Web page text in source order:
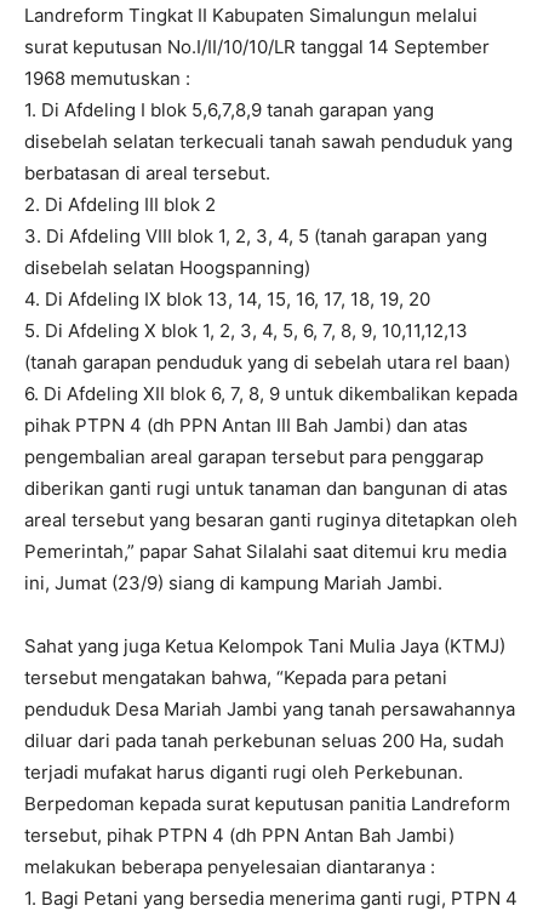
Landreform Tingkat II Kabupaten Simalungun melalui
surat keputusan No.I/II/10/10/LR tanggal 14 September
1968 memutuskan :
1. Di Afdeling I blok 5,6,7,8,9 tanah garapan yang
disebelah selatan terkecuali tanah sawah penduduk yang
berbatasan di areal tersebut.
2. Di Afdeling III blok 2
3. Di Afdeling VIII blok 1, 2, 3, 4, 5 (tanah garapan yang
disebelah selatan Hoogspanning)
4. Di Afdeling IX blok 13, 14, 15, 16, 17, 18, 19, 20
5. Di Afdeling X blok 1, 2, 3, 4, 5, 6, 7, 8, 9, 10,11,12,13
(tanah garapan penduduk yang di sebelah utara rel baan)
6. Di Afdeling XII blok 6, 7, 8, 9 untuk dikembalikan kepada
pihak PTPN 4 (dh PPN Antan III Bah Jambi) dan atas
pengembalian areal garapan tersebut para penggarap
diberikan ganti rugi untuk tanaman dan bangunan di atas
areal tersebut yang besaran ganti ruginya ditetapkan oleh
Pemerintah,” papar Sahat Silalahi saat ditemui kru media
ini, Jumat (23/9) siang di kampung Mariah Jambi.
Sahat yang juga Ketua Kelompok Tani Mulia Jaya (KTMJ)
tersebut mengatakan bahwa, “Kepada para petani
penduduk Desa Mariah Jambi yang tanah persawahannya
diluar dari pada tanah perkebunan seluas 200 Ha, sudah
terjadi mufakat harus diganti rugi oleh Perkebunan.
Berpedoman kepada surat keputusan panitia Landreform
tersebut, pihak PTPN 4 (dh PPN Antan Bah Jambi)
melakukan beberapa penyelesaian diantaranya :
1. Bagi Petani yang bersedia menerima ganti rugi, PTPN 4